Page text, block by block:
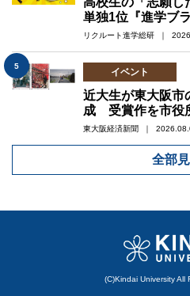
単独1位『進学ブ
リクルート進学総研 ｜
5
イベント
近大生が東大阪市
成 受賞作を市役
東大阪経済新聞 ｜
全部
(C)Kindai University All